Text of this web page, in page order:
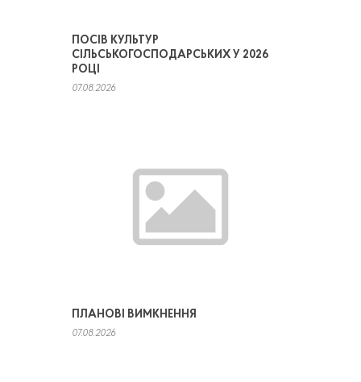
ПОСІВ КУЛЬТУР
СІЛЬСЬКОГОСПОДАРСЬКИХ У 2026
РОЦІ
07.08.2026
ПЛАНОВІ ВИМКНЕННЯ
07.08.2026